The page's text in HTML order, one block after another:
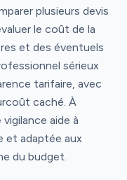
plusieurs devis
le coût de la
et des éventuels
sérieux
tarifaire, avec
caché. À
aide à
et adaptée aux
du budget.